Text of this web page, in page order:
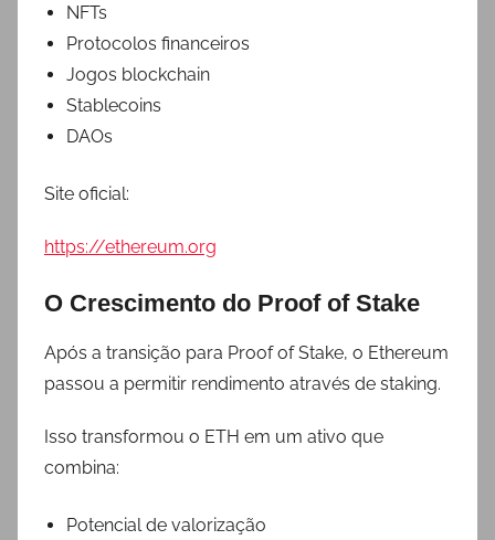
NFTs
Protocolos financeiros
Jogos blockchain
Stablecoins
DAOs
Site oficial:
https://ethereum.org
O Crescimento do Proof of Stake
Após a transição para Proof of Stake, o Ethereum
passou a permitir rendimento através de staking.
Isso transformou o ETH em um ativo que
combina:
Potencial de valorização